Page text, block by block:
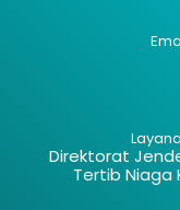
Direktorat
Tertib Niaga